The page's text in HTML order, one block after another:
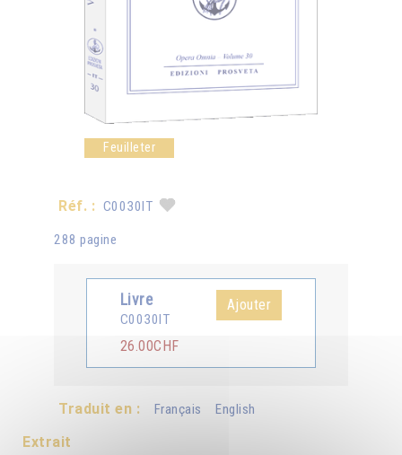
Feuilleter
Réf. : C0030IT
288 pagine
Livre
C0030IT
26.00CHF
Ajouter
Traduit en : Français English
Extrait